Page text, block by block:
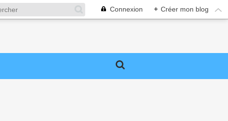
Connexion + Créer mon blog